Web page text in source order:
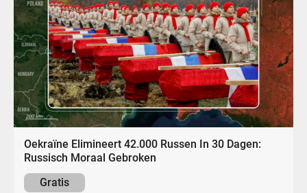
Oekraïne Elimineert 42.000 Russen In 30 Dagen:
Russisch Moraal Gebroken
Gratis